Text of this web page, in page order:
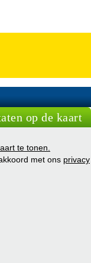
op de kaart
te tonen.
met ons privacy